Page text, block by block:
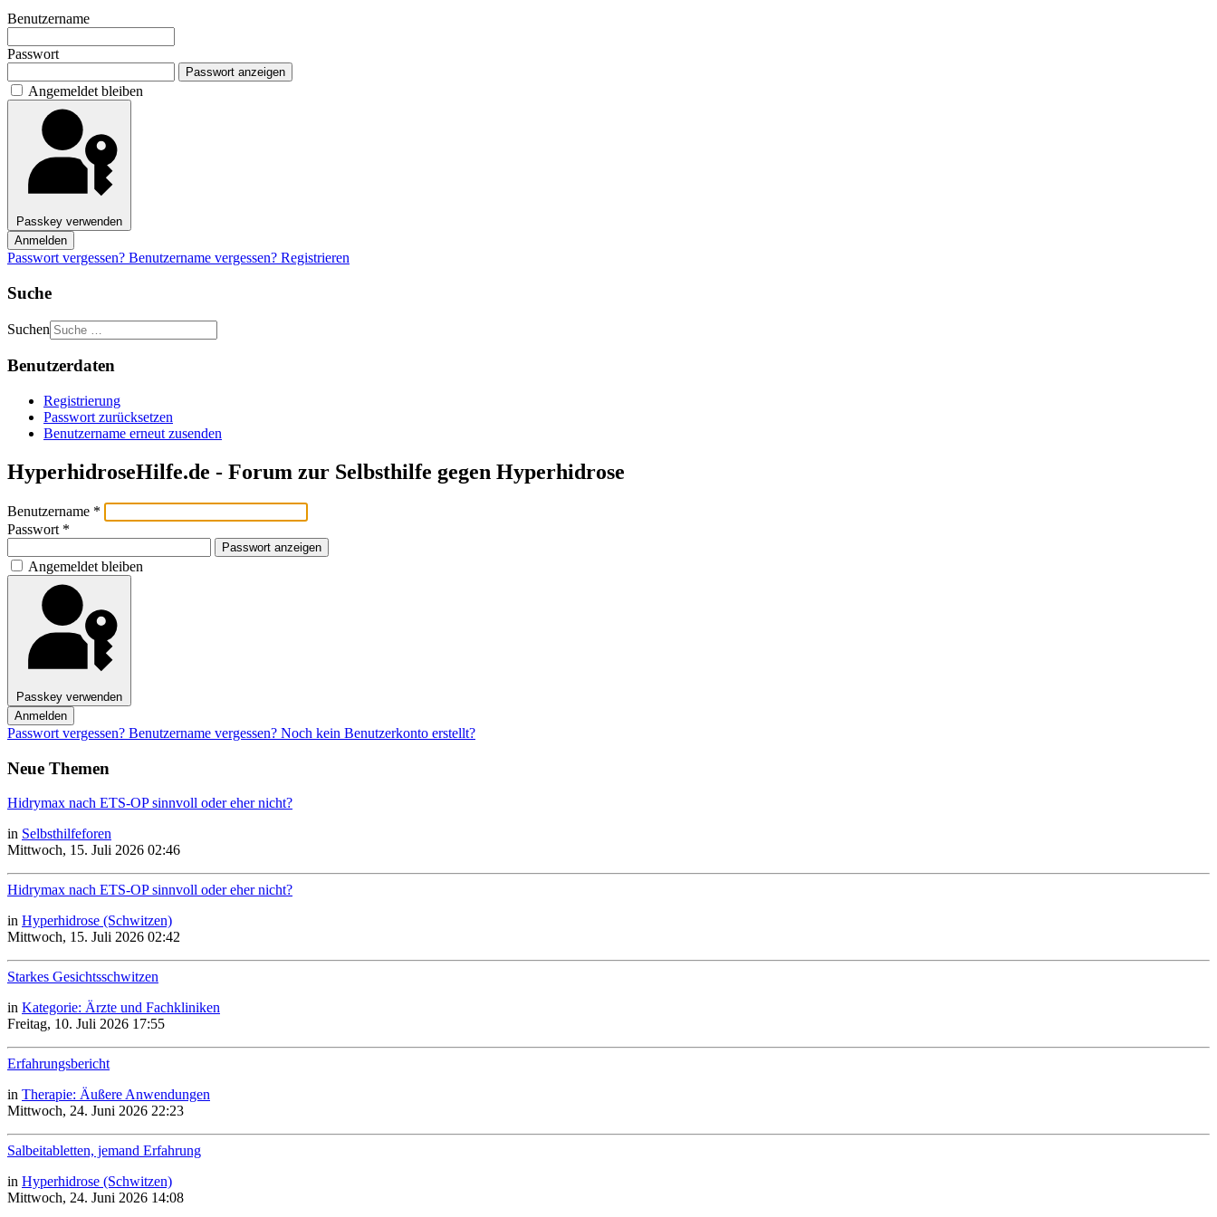
Benutzername
Passwort
Passwort anzeigen
Angemeldet bleiben
Passkey verwenden
Anmelden
Passwort vergessen? Benutzername vergessen? Registrieren
Suche
Suchen
Benutzerdaten
Registrierung
Passwort zurücksetzen
Benutzername erneut zusenden
HyperhidroseHilfe.de - Forum zur Selbsthilfe gegen Hyperhidrose
Benutzername *
Passwort *
Passwort anzeigen
Angemeldet bleiben
Passkey verwenden
Anmelden
Passwort vergessen? Benutzername vergessen? Noch kein Benutzerkonto erstellt?
Neue Themen
Hidrymax nach ETS-OP sinnvoll oder eher nicht?
in Selbsthilfeforen
Mittwoch, 15. Juli 2026 02:46
Hidrymax nach ETS-OP sinnvoll oder eher nicht?
in Hyperhidrose (Schwitzen)
Mittwoch, 15. Juli 2026 02:42
Starkes Gesichtsschwitzen
in Kategorie: Ärzte und Fachkliniken
Freitag, 10. Juli 2026 17:55
Erfahrungsbericht
in Therapie: Äußere Anwendungen
Mittwoch, 24. Juni 2026 22:23
Salbeitabletten, jemand Erfahrung
in Hyperhidrose (Schwitzen)
Mittwoch, 24. Juni 2026 14:08